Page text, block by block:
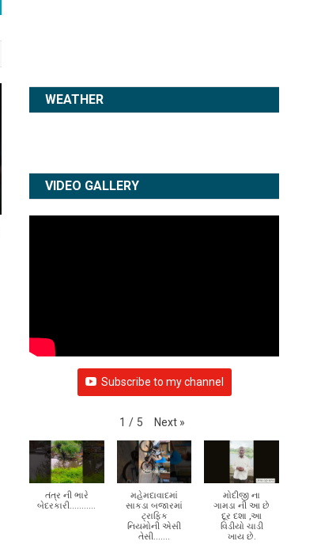
WEATHER
VIDEO GALLERY
Subscribe to my channel
1 / 5 Next »
તંત્ર ની ભારે
બેદરકારી...........
મહેમદાવાદમાં
સાકડા બજારમાં
ટ્રાફિક
નિયમોની એસી
તેસી.......
મોદીજી ના
ગામડા ની આ છે
દૂર દશા ,આ
વિડીયો ચાડી
ખાય છે.